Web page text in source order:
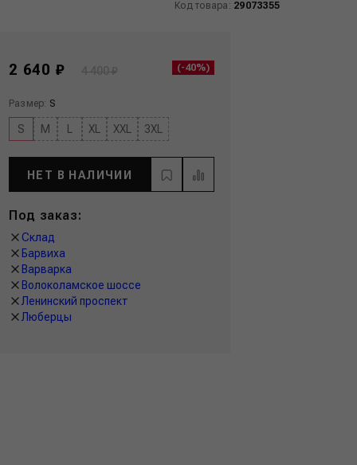
Код товара: 29073355
2 640 ₽ (-40%)
Размер: S
S M XL XXL 3XL
НЕТ В НАЛИЧИИ
Под заказ:
Склад
Барвиха
Варварка
Волоколамское шоссе
Ленинский проспект
Люберцы